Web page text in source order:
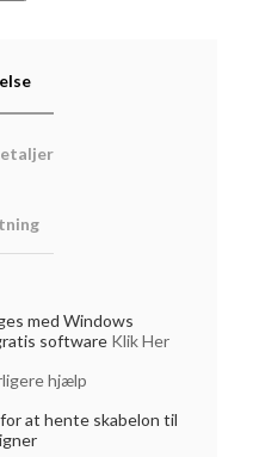
med Windows
software Klik Her
hjælp
at hente skabelon til